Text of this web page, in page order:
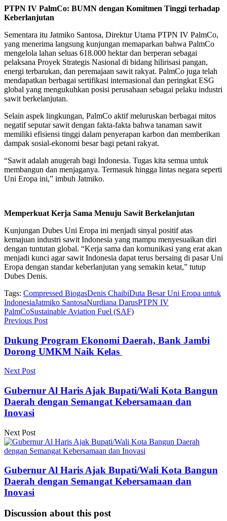
PTPN IV PalmCo: BUMN dengan Komitmen Tinggi terhadap
Keberlanjutan
Sementara itu Jatmiko Santosa, Direktur Utama PTPN IV PalmCo,
yang menerima langsung kunjungan memaparkan bahwa PalmCo
mengelola lahan seluas 618.000 hektar dan berperan sebagai
pelaksana Proyek Strategis Nasional di bidang hilirisasi pangan,
energi terbarukan, dan peremajaan sawit rakyat. PalmCo juga telah
mendapatkan berbagai sertifikasi internasional dan peringkat ESG
global yang mengukuhkan posisi perusahaan sebagai pelaku industri
sawit berkelanjutan.
Selain aspek lingkungan, PalmCo aktif meluruskan berbagai mitos
negatif seputar sawit dengan fakta-fakta bahwa tanaman sawit
memiliki efisiensi tinggi dalam penyerapan karbon dan memberikan
dampak sosial-ekonomi besar bagi petani rakyat.
“Sawit adalah anugerah bagi Indonesia. Tugas kita semua untuk
membangun dan menjaganya. Termasuk hingga lintas negara seperti
Uni Eropa ini,” imbuh Jatmiko.
Memperkuat Kerja Sama Menuju Sawit Berkelanjutan
Kunjungan Dubes Uni Eropa ini menjadi sinyal positif atas
kemajuan industri sawit Indonesia yang mampu menyesuaikan diri
dengan tuntutan global. “Kerja sama dan komunikasi yang erat akan
menjadi kunci agar sawit Indonesia dapat terus bersaing di pasar Uni
Eropa dengan standar keberlanjutan yang semakin ketat,” tutup
Dubes Denis.
Tags: Compressed BiogasDenis ChaibiDuta Besar Uni Eropa untuk
IndonesiaJatmiko SantosaNurdiana DarusPTPN IV
PalmCoSustainable Aviation Fuel (SAF)
Previous Post
Dukung Program Ekonomi Daerah, Bank Jambi
Dorong UMKM Naik Kelas
Next Post
Gubernur Al Haris Ajak Bupati/Wali Kota Bangun
Daerah dengan Semangat Kebersamaan dan
Inovasi
Next Post
Gubernur Al Haris Ajak Bupati/Wali Kota Bangun
Daerah dengan Semangat Kebersamaan dan
Inovasi
Discussion about this post